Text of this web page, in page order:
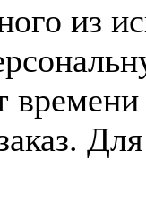
из